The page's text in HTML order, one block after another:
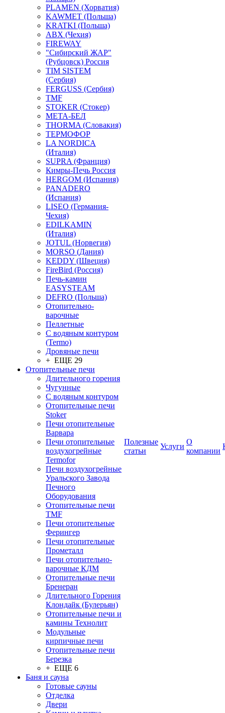
PLAMEN (Хорватия)
KAWMET (Польша)
KRATKI (Польша)
ABX (Чехия)
FIREWAY
"Сибирский ЖАР"
(Рубцовск) Россия
TIM SISTEM
(Сербия)
FERGUSS (Сербия)
TMF
STOKER (Стокер)
МЕТА-БЕЛ
THORMA (Словакия)
ТЕРМОФОР
LA NORDICA
(Италия)
SUPRA (Франция)
Кимры-Печь Россия
HERGOM (Испания)
PANADERO
(Испания)
LISEO (Германия-
Чехия)
EDILKAMIN
(Италия)
JOTUL (Норвегия)
MORSO (Дания)
KEDDY (Швеция)
FireBird (Россия)
Печь-камин
EASYSTEAM
DEFRO (Польша)
Отопительно-
варочные
Пеллетные
С водяным контуром
(Termo)
Дровяные печи
+ ЕЩЕ 29
Отопительные печи
Длительного горения
Чугунные
C водяным контуром
Отопительные печи
Stoker
Печи отопительные
Варвара
Печи отопительные
воздухогрейные
Termofor
Печи воздухогрейные
Уральского Завода
Печного
Оборудования
Отопительные печи
TMF
Печи отопительные
Ферингер
Печи отопительные
Прометалл
Печи отопительно-
варочные КДМ
Отопительные печи
Бренеран
Длительного Горения
Клондайк (Булерьян)
Отопительные печи и
камины Технолит
Модульные
кирпичные печи
Отопительные печи
Березка
+ ЕЩЕ 6
Баня и сауна
Готовые сауны
Отделка
Двери
Полезные
статьи
Услуги
О
компании